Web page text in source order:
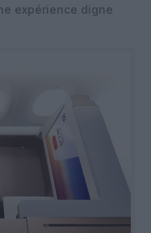
expérience digne